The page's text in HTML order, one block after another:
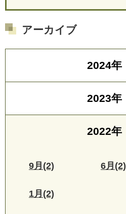
アーカイブ
2024年
2023年
2022年
9月(2) 6月(2)
1月(2)